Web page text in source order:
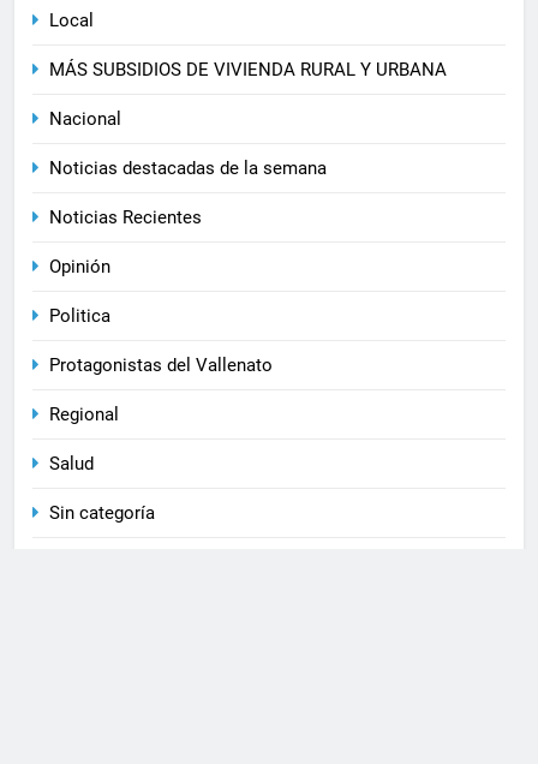
Local
MÁS SUBSIDIOS DE VIVIENDA RURAL Y URBANA
Nacional
Noticias destacadas de la semana
Noticias Recientes
Opinión
Politica
Protagonistas del Vallenato
Regional
Salud
Sin categoría